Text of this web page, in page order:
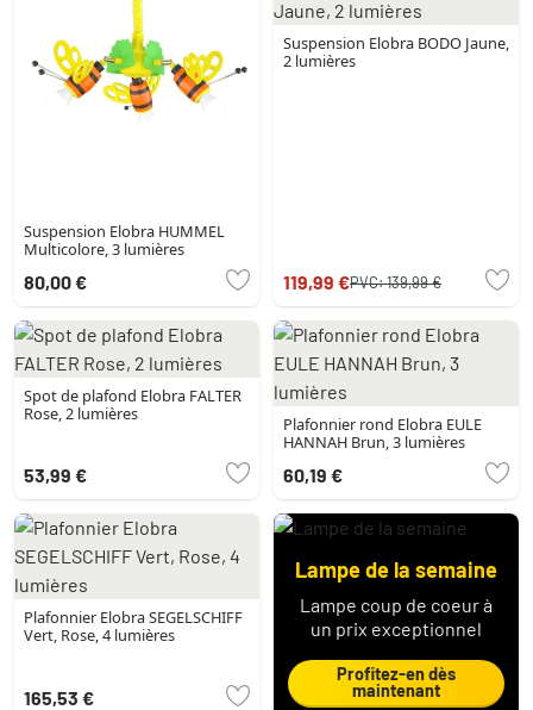
Suspension Elobra HUMMEL
Multicolore, 3 lumières
80,00 €
Suspension Elobra BODO Jaune,
2 lumières
119,99 €PVC:139,99 €
Spot de plafond Elobra FALTER
Rose, 2 lumières
53,99 €
Plafonnier rond Elobra EULE
HANNAH Brun, 3 lumières
60,19 €
Plafonnier Elobra SEGELSCHIFF
Vert, Rose, 4 lumières
165,53 €
Lampe de la semaine
Lampe coup de coeur à
un prix exceptionnel
Profitez-en dès
maintenant